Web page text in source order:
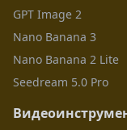
GPT Image 2
Nano Banana 3
Nano Banana 2 Lite
Seedream 5.0 Pro